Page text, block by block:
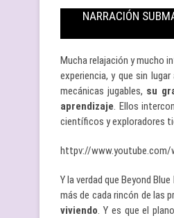
NARRACIÓN
Mucha relajación y mucho
experiencia, y que sin
mecánicas jugables, su
aprendizaje. Ellos
científicos y exploradores
httpv://www.youtube.com/
Y la verdad que Beyond
más de cada rincón de las
viviendo. Y es que el